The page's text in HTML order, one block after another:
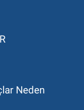
Neden